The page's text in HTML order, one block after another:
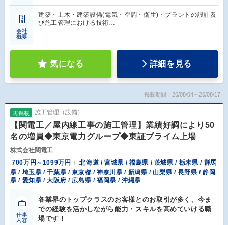
会社
概要
建築・土木・建築設備(電気・空調・衛生)・プラントの設計及
び施工管理における技術…
気になる 詳細を見る
掲載期間：26/08/04～26/08/17
再掲載 施工管理（設備）
【関電工／屋内線工事の施工管理】業績好調により50
名の増員◆東京電力グループ◆東証プライム上場
株式会社関電工
700万円～1099万円
北海道 / 宮城県 / 福島県 / 茨城県 / 栃木県 / 群馬
県 / 埼玉県 / 千葉県 / 東京都 / 神奈川県 / 新潟県 / 山梨県 / 長野県 / 静岡
県 / 愛知県 / 大阪府 / 広島県 / 福岡県 / 沖縄県
仕事
内容
各業界のトップクラスのお客様とのお取引が多く、今ま
での経験を活かしながら能力・スキルを高めていける職
場です！